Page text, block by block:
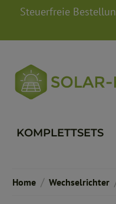
Zur
Steuerfreie
KOMPLETTSETS
Home / Wechselrichter